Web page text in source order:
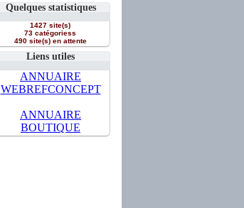
Quelques statistiques
1427 site(s)
73 catégoriess
490 site(s) en attente
Liens utiles
ANNUAIRE
WEBREFCONCEPT
ANNUAIRE
BOUTIQUE